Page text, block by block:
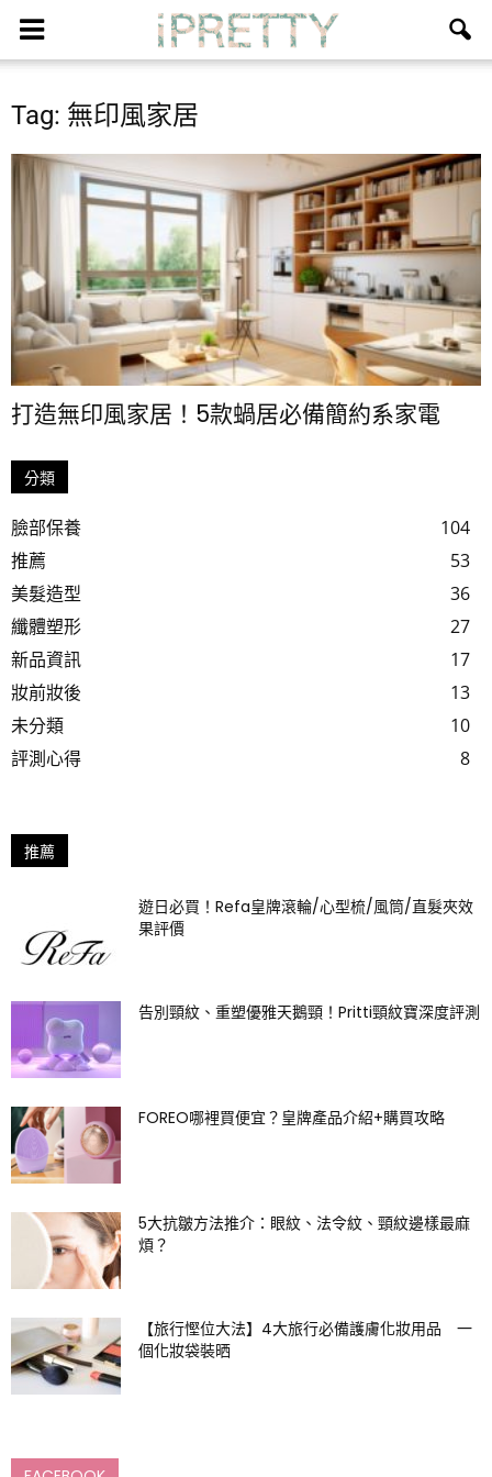
Tag: 無印風家居
打造無印風家居！5款蝸居必備簡約系家電
分類
臉部保養
104
推薦
53
美髮造型
36
纖體塑形
27
新品資訊
17
妝前妝後
13
未分類
10
評測心得
8
推薦
遊日必買！Refa皇牌滾輪/心型梳/風筒/直髮夾效
果評價
告別頸紋、重塑優雅天鵝頸！Pritti頸紋寶深度評測
FOREO哪裡買便宜？皇牌產品介紹+購買攻略
5大抗皺方法推介：眼紋、法令紋、頸紋邊樣最麻
煩？
【旅行慳位大法】4大旅行必備護膚化妝用品 一
個化妝袋裝晒